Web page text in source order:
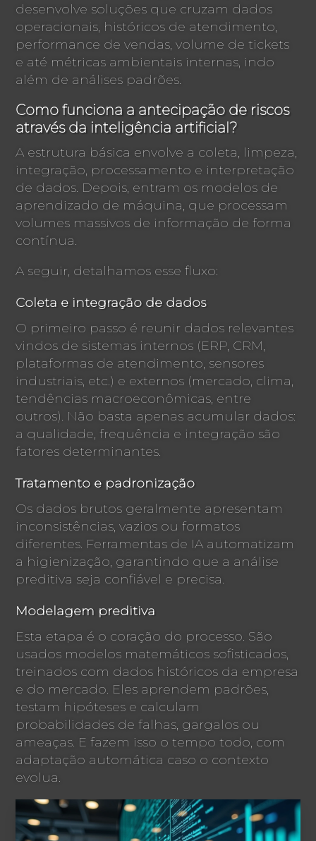
desenvolve soluções que cruzam dados
operacionais, históricos de atendimento,
performance de vendas, volume de tickets
e até métricas ambientais internas, indo
além de análises padrões.
Como funciona a antecipação de riscos
através da inteligência artificial?
A estrutura básica envolve a coleta, limpeza,
integração, processamento e interpretação
de dados. Depois, entram os modelos de
aprendizado de máquina, que processam
volumes massivos de informação de forma
contínua.
A seguir, detalhamos esse fluxo:
Coleta e integração de dados
O primeiro passo é reunir dados relevantes
vindos de sistemas internos (ERP, CRM,
plataformas de atendimento, sensores
industriais, etc.) e externos (mercado, clima,
tendências macroeconômicas, entre
outros). Não basta apenas acumular dados:
a qualidade, frequência e integração são
fatores determinantes.
Tratamento e padronização
Os dados brutos geralmente apresentam
inconsistências, vazios ou formatos
diferentes. Ferramentas de IA automatizam
a higienização, garantindo que a análise
preditiva seja confiável e precisa.
Modelagem preditiva
Esta etapa é o coração do processo. São
usados modelos matemáticos sofisticados,
treinados com dados históricos da empresa
e do mercado. Eles aprendem padrões,
testam hipóteses e calculam
probabilidades de falhas, gargalos ou
ameaças. E fazem isso o tempo todo, com
adaptação automática caso o contexto
evolua.